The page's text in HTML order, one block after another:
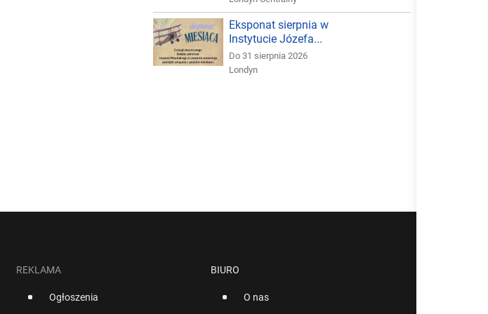
Eksponat sierpnia w
Instytucie Józefa...
Do 31 sierpnia 2026
Londyn
REKLAMA
Ogłoszenia
BIURO
O nas